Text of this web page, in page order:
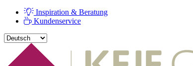
Inspiration & Beratung
Kundenservice